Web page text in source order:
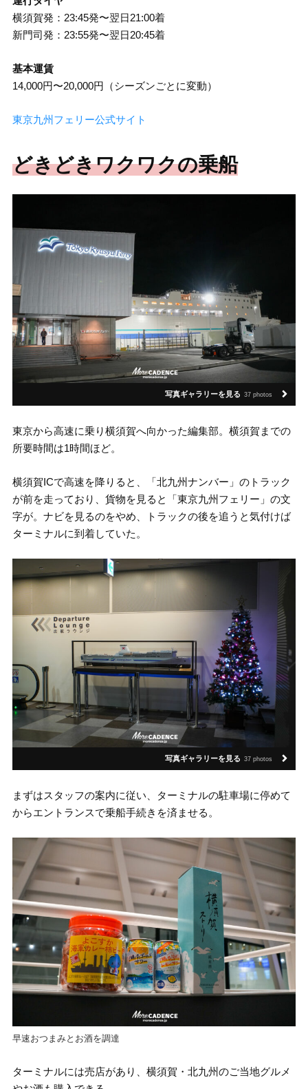
横須賀発：23:45発〜翌日21:00着
新門司発：23:55発〜翌日20:45着
基本運賃
14,000円〜20,000円（シーズンごとに変動）
東京九州フェリー公式サイト
どきどきワクワクの乗船
写真ギャラリーを見る 37 photos
東京から高速に乗り横須賀へ向かった編集部。横須賀までの
所要時間は1時間ほど。
横須賀ICで高速を降りると、「北九州ナンバー」のトラック
が前を走っており、貨物を見ると「東京九州フェリー」の文
字が。ナビを見るのをやめ、トラックの後を追うと気付けば
ターミナルに到着していた。
写真ギャラリーを見る 37 photos
まずはスタッフの案内に従い、ターミナルの駐車場に停めて
からエントランスで乗船手続きを済ませる。
早速おつまみとお酒を調達
ターミナルには売店があり、横須賀・北九州のご当地グルメ